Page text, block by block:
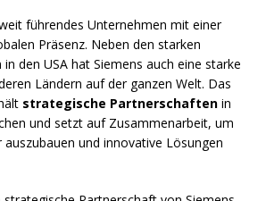
führendes Unternehmen mit einer
Präsenz. Neben den starken
den USA hat Siemens auch eine starke
Ländern auf der ganzen Welt. Das
strategische Partnerschaften in
und setzt auf Zusammenarbeit, um
und innovative Lösungen